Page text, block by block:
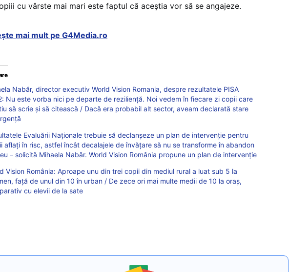
cu vârste mai mari este faptul că aceştia vor să se angajeze.
mai mult pe G4Media.ro
Nabăr, director executiv World Vision Romania, despre rezultatele PISA
Nu este vorba nici pe departe de reziliență. Noi vedem în fiecare zi copii care
să scrie și să citească / Dacă era probabil alt sector, aveam declarată stare
Evaluării Naționale trebuie să declanșeze un plan de intervenție pentru
aflați în risc, astfel încât decalajele de învățare să nu se transforme în abandon
– solicită Mihaela Nabăr. World Vision România propune un plan de intervenție
Vision România: Aproape unu din trei copii din mediul rural a luat sub 5 la
față de unul din 10 în urban / De zece ori mai multe medii de 10 la oraș,
cu elevii de la sate